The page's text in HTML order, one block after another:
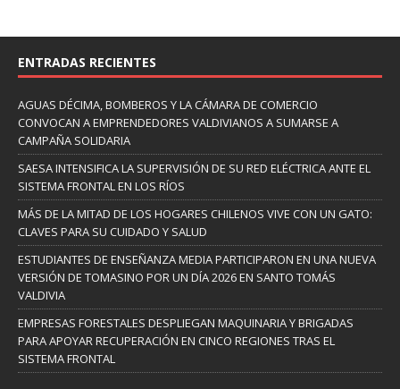
ENTRADAS RECIENTES
AGUAS DÉCIMA, BOMBEROS Y LA CÁMARA DE COMERCIO
CONVOCAN A EMPRENDEDORES VALDIVIANOS A SUMARSE A
CAMPAÑA SOLIDARIA
SAESA INTENSIFICA LA SUPERVISIÓN DE SU RED ELÉCTRICA ANTE EL
SISTEMA FRONTAL EN LOS RÍOS
MÁS DE LA MITAD DE LOS HOGARES CHILENOS VIVE CON UN GATO:
CLAVES PARA SU CUIDADO Y SALUD
ESTUDIANTES DE ENSEÑANZA MEDIA PARTICIPARON EN UNA NUEVA
VERSIÓN DE TOMASINO POR UN DÍA 2026 EN SANTO TOMÁS
VALDIVIA
EMPRESAS FORESTALES DESPLIEGAN MAQUINARIA Y BRIGADAS
PARA APOYAR RECUPERACIÓN EN CINCO REGIONES TRAS EL
SISTEMA FRONTAL